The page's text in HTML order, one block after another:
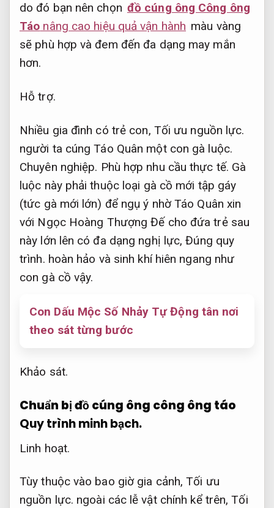
do đó bạn nên chọn đồ cúng ông Công ông
Táo nâng cao hiệu quả vận hành màu vàng
sẽ phù hợp và đem đến đa dạng may mắn
hơn.
Hỗ trợ.
Nhiều gia đình có trẻ con, Tối ưu nguồn lực.
người ta cúng Táo Quân một con gà luộc.
Chuyên nghiệp. Phù hợp nhu cầu thực tế. Gà
luộc này phải thuộc loại gà cồ mới tập gáy
(tức gà mới lớn) để ngụ ý nhờ Táo Quân xin
với Ngọc Hoàng Thượng Đế cho đứa trẻ sau
này lớn lên có đa dạng nghị lực,Đúng quy
trình. hoàn hảo và sinh khí hiên ngang như
con gà cồ vậy.
Con Dấu Mộc Số Nhảy Tự Động tân nơi
theo sát từng bước
Khảo sát.
Chuẩn bị đồ cúng ông công ông táo
Quy trình minh bạch.
Linh hoạt.
Tùy thuộc vào bao giờ gia cảnh,Tối ưu
nguồn lực. ngoài các lễ vật chính kể trên,Tối